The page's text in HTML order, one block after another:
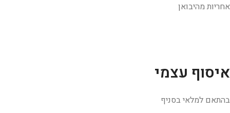
אחריות מהיבואן
איסוף עצמי
בהתאם למלאי בסניף